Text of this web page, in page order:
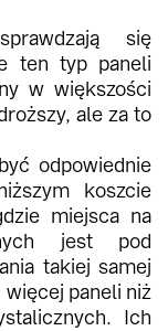
się
ten typ paneli
w większości
ale za to
odpowiednie
koszcie
miejsca na
jest pod
takiej samej
paneli niż
Ich